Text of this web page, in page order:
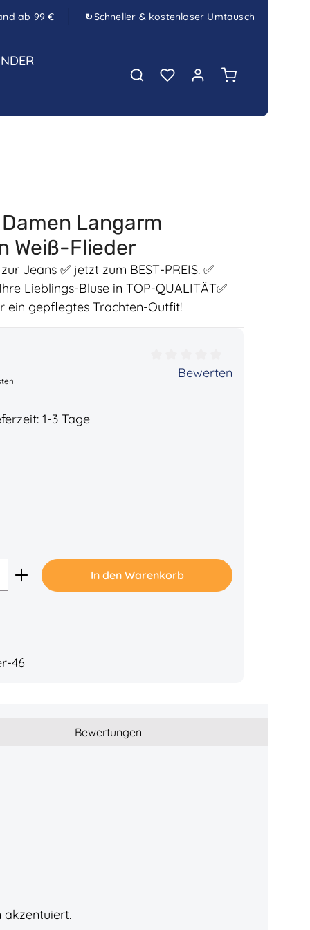
ab 99 € ↻Schneller & kostenloser Umtausch
Warenkorb
Langarm
Weiß-Flieder
Jeans ✅ jetzt zum BEST-PREIS. ✅
Lieblings-Bluse in TOP-QUALITÄT✅
ein gepflegtes Trachten-Outfit!
Bewerten
1-3 Tage
den gewünschten Wert ein oder
In den Warenkorb
46
Bewertungen
akzentuiert.